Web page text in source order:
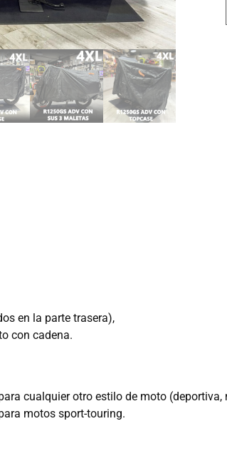
en la parte trasera),
con cadena.
cualquier otro estilo de moto (deportiva,
motos sport-touring.